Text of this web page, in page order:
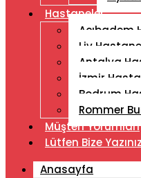
Hastaneler
Acıbadem
Liv
Antalya
İzmir
Bodrum
Rommer
Müşteri Yorumları
Lütfen Bize Yazınız
Anasayfa